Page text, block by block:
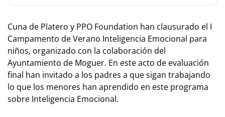
Cuna de Platero y PPO Foundation han clausurado el I
Campamento de Verano Inteligencia Emocional para
niños, organizado con la colaboración del
Ayuntamiento de Moguer. En este acto de evaluación
final han invitado a los padres a que sigan trabajando
lo que los menores han aprendido en este programa
sobre Inteligencia Emocional.